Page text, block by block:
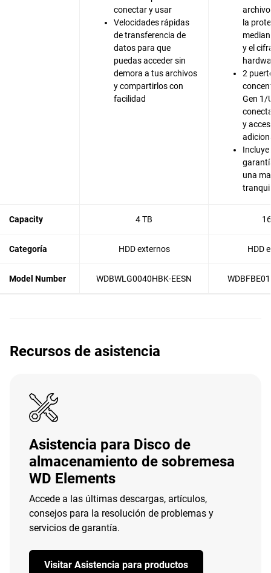
conectar y usar
Velocidades rápidas
de transferencia de
datos para que
puedas acceder sin
demora a tus archivos
y compartirlos con
facilidad
la
y el
2
Gen 1/
y
una
Capacity 4 TB
Categoría HDD externos HDD
Model Number WDBWLG0040HBK-EESN
Recursos de asistencia
Asistencia para Disco de
almacenamiento de sobremesa
WD Elements
Accede a las últimas descargas, artículos,
consejos para la resolución de problemas y
servicios de garantía.
Visitar Asistencia para productos